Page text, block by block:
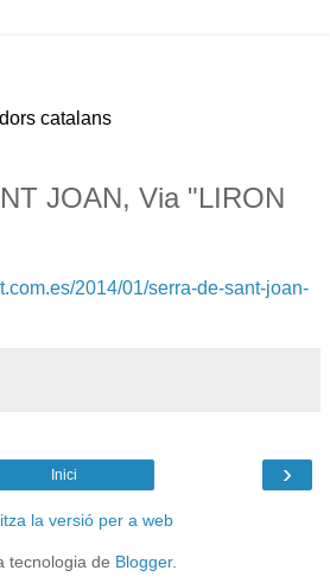
catalans
JOAN, Via "LIRON
2014/01/serra-de-sant-joan-
›
Inici
la versió per a web
tecnologia de Blogger.